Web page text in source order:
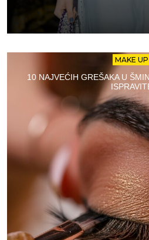
MAKE UP
10 NAJVEĆIH GREŠAKA U